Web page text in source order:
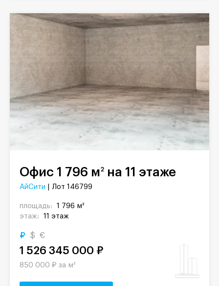
Офис 1 796 м2 на 11 этаже
АйСити | Лот 146799
площадь:
1 796 м²
этаж:
11 этаж
₽ $ €
1 526 345 000 ₽
850 000 ₽ за м²